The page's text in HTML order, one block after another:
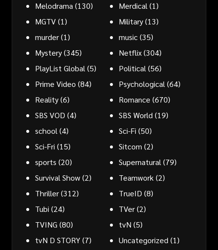
Melodrama (130) Merdical (1)
MGTV(1) Military(13)
murder(1) music(35)
Mystery(345) Netflix(304)
PlayList Global (5) Political (56)
Prime Video (84) Psychological (64)
Reality(6) Romance (670)
SBS VOD (4) SBS World (19)
school (4) Sci-Fi (50)
Sci-Fri (15) Sitcom (2)
sports (20) Supernatural (79)
Survival Show(2) Teamwork (2)
Thriller(312) TrueID (8)
Tubi (24) TVer(2)
TVING (80) tvN (5)
tvN D STORY(7) Uncategorized (1)